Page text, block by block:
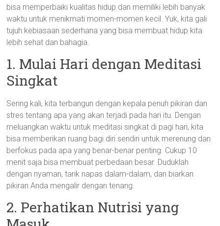
bisa memperbaiki kualitas hidup dan memiliki lebih banyak
waktu untuk menikmati momen-momen kecil. Yuk, kita gali
tujuh kebiasaan sederhana yang bisa membuat hidup kita
lebih sehat dan bahagia.
1. Mulai Hari dengan Meditasi
Singkat
Sering kali, kita terbangun dengan kepala penuh pikiran dan
stres tentang apa yang akan terjadi pada hari itu. Dengan
meluangkan waktu untuk meditasi singkat di pagi hari, kita
bisa memberikan ruang bagi diri sendiri untuk merenung dan
berfokus pada apa yang benar-benar penting. Cukup 10
menit saja bisa membuat perbedaan besar. Duduklah
dengan nyaman, tarik napas dalam-dalam, dan biarkan
pikiran Anda mengalir dengan tenang.
2. Perhatikan Nutrisi yang